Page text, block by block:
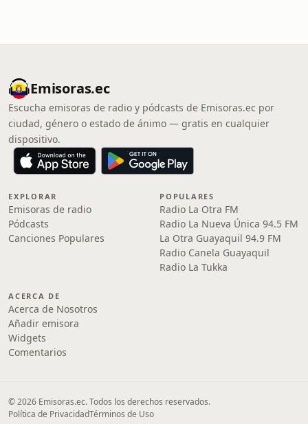
Emisoras.ec
Escucha emisoras de radio y pódcasts de Emisoras.ec por
ciudad, género o estado de ánimo — gratis en cualquier
dispositivo.
EXPLORAR
Emisoras de radio
Pódcasts
Canciones Populares
POPULARES
Radio La Otra FM
Radio La Nueva Única 94.5 FM
La Otra Guayaquil 94.9 FM
Radio Canela Guayaquil
Radio La Tukka
ACERCA DE
Acerca de Nosotros
Añadir emisora
Widgets
Comentarios
© 2026 Emisoras.ec. Todos los derechos reservados.
Política de PrivacidadTérminos de Uso